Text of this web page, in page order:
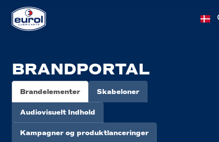
BRANDPORTAL
Brandelementer Skabeloner
Audiovisuelt Indhold
Kampagner og produktlanceringer